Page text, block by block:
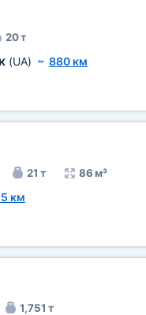
20 т
(UA) ~ 880 км
21 т 86 м³
км
1,751 т